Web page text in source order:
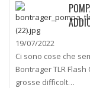
19/07/2022
Ci sono cose che
Bontrager TLR
grosse difficolt…